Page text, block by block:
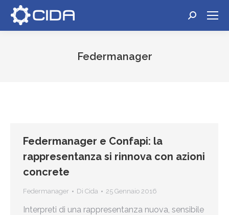
Cerca:
Federmanager
Federmanager e Confapi: la
rappresentanza si rinnova con azioni
concrete
Federmanager Di Cida 25 Gennaio 2016
Interpreti di una rappresentanza nuova, sensibile